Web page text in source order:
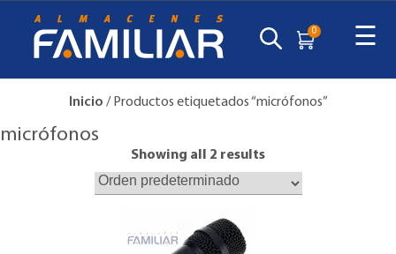
0 ☰
Inicio / Productos etiquetados “micrófonos”
micrófonos
Showing all 2 results